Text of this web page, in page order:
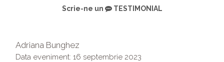
Scrie-ne un TESTIMONIAL
Adriana Bunghez
Data eveniment: 16 septembrie 2023